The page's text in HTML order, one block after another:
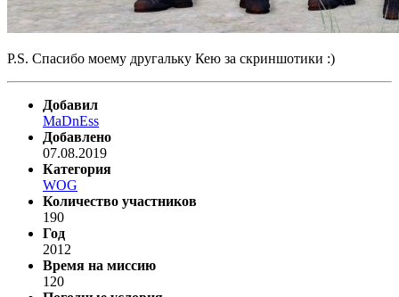
P.S. Спасибо моему другальку Кею за скриншотики :)
Добавил
MaDnEss
Добавлено
07.08.2019
Категория
WOG
Количество участников
190
Год
2012
Время на миссию
120